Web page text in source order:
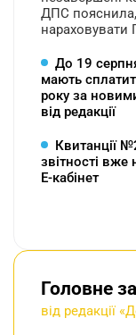
ДПС
нараховувати
До 19
мають
року за
від редакції
Квитанції
звітності вже
Е-кабінет
Головне
від редакції